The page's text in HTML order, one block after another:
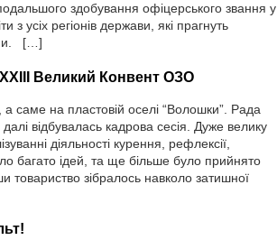
здобування офіцерського звання у
з усіх регіонів держави, які прагнуть
[…]
Великий Конвент ОЗО
саме на пластовій оселі “Волошки”. Рада
відбувалась кадрова сесія. Дуже велику
діяльності курення, рефлексії,
багато ідей, та ще більше було прийнято
товариство зібралось навколо затишної